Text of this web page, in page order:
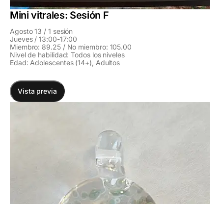
Mini vitrales: Sesión F
Agosto 13 / 1 sesión
Jueves / 13:00-17:00
Miembro: 89.25 / No miembro: 105.00
Nivel de habilidad: Todos los niveles
Edad: Adolescentes (14+), Adultos
Vista previa